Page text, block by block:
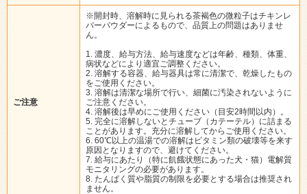
ご注意
※開封時、溶解時に見られる茶褐色の微粒子はチキンレ
バーパウダーによるもので、品質上の問題はありませ
ん。
1. 濃度、給与方法、給与速度などは年齢、種類、体重、
病状などにより適宜ご調整ください。
2. 溶解する容器、給与器具は常に清潔で、乾燥したもの
をご使用ください。
3. 溶解は清潔な場所で行い、細菌に汚染されないように
ご注意ください。
4. 溶解後は早めにご使用ください（目安2時間以内）。
5. 完全に溶解しないとチューブ（カテーテル）に詰まる
ことがあります。充分に溶解してからご使用ください。
6. 60℃以上の温湯での溶解はビタミン類の破壊等を来す
原因となりますので、避けてください。
7. 給与にあたり（特に飢餓状態にあった犬・猫）電解質
モニタリングの必要があります。
8. たんぱく質や脂質の制限を必要とする場合は推奨され
ません。